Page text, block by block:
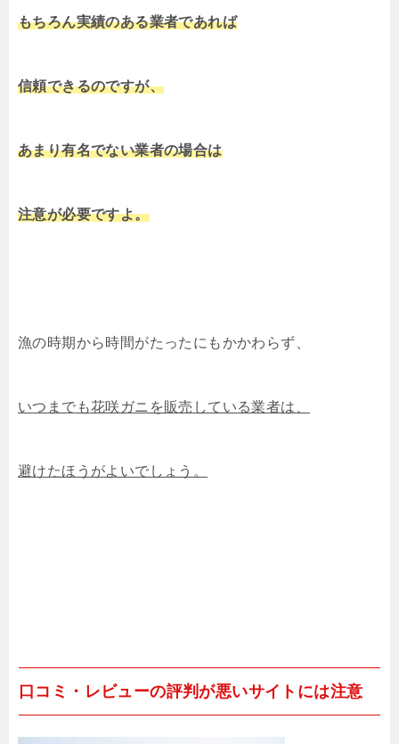
もちろん実績のある業者であれば
信頼できるのですが、
あまり有名でない業者の場合は
注意が必要ですよ。
漁の時期から時間がたったにもかかわらず、
いつまでも花咲ガニを販売している業者は、
避けたほうがよいでしょう。
口コミ・レビューの評判が悪いサイトには注意